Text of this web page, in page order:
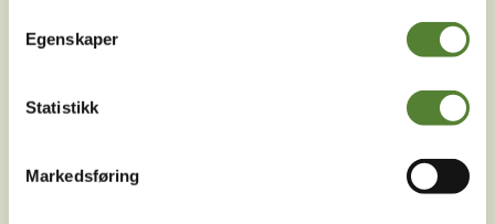
Egenskaper
Statistikk
Markedsføring